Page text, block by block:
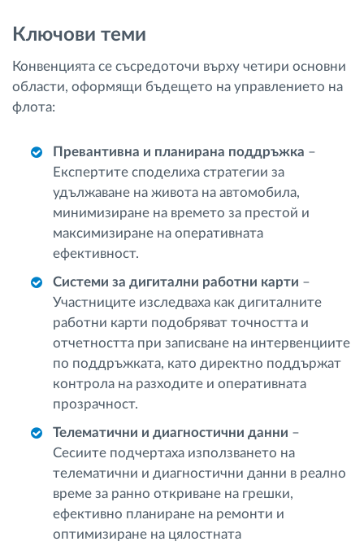
Ключови теми
Конвенцията се съсредоточи върху четири основни
области, оформящи бъдещето на управлението на
флота:
Превантивна и планирана поддръжка –
Експертите споделиха стратегии за
удължаване на живота на автомобила,
минимизиране на времето за престой и
максимизиране на оперативната
ефективност.
Системи за дигитални работни карти –
Участниците изследваха как дигиталните
работни карти подобряват точността и
отчетността при записване на интервенциите
по поддръжката, като директно поддържат
контрола на разходите и оперативната
прозрачност.
Телематични и диагностични данни –
Сесиите подчертаха използването на
телематични и диагностични данни в реално
време за ранно откриване на грешки,
ефективно планиране на ремонти и
оптимизиране на цялостната